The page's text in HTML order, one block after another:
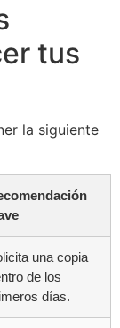
tus
la siguiente
una copia
de los
días.